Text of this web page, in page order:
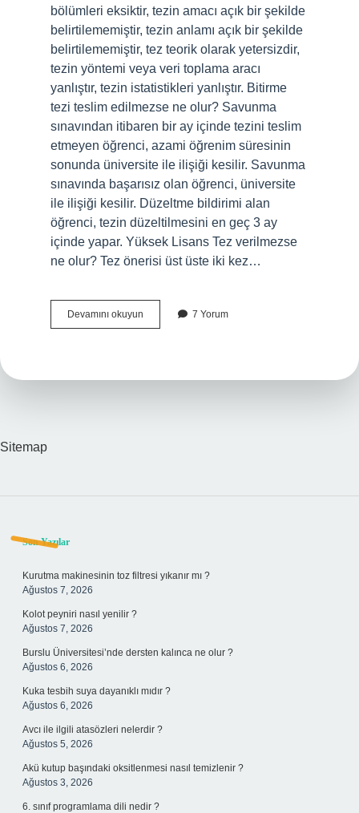
bölümleri eksiktir, tezin amacı açık bir şekilde
belirtilememiştir, tezin anlamı açık bir şekilde
belirtilememiştir, tez teorik olarak yetersizdir,
tezin yöntemi veya veri toplama aracı
yanlıştır, tezin istatistikleri yanlıştır. Bitirme
tezi teslim edilmezse ne olur? Savunma
sınavından itibaren bir ay içinde tezini teslim
etmeyen öğrenci, azami öğrenim süresinin
sonunda üniversite ile ilişiği kesilir. Savunma
sınavında başarısız olan öğrenci, üniversite
ile ilişiği kesilir. Düzeltme bildirimi alan
öğrenci, tezin düzeltilmesini en geç 3 ay
içinde yapar. Yüksek Lisans Tez verilmezse
ne olur? Tez önerisi üst üste iki kez…
Devamını okuyun
Lisans
7 Yorum
Sitemap
Sidebar
Son Yazılar
Kurutma makinesinin toz filtresi yıkanır mı ?
Ağustos 7, 2026
Kolot peyniri nasıl yenilir ?
Ağustos 7, 2026
Burslu Üniversitesi’nde dersten kalınca ne olur ?
Ağustos 6, 2026
Kuka tesbih suya dayanıklı mıdır ?
Ağustos 6, 2026
Avcı ile ilgili atasözleri nelerdir ?
Ağustos 5, 2026
Akü kutup başındaki oksitlenmesi nasıl temizlenir ?
Ağustos 3, 2026
6. sınıf programlama dili nedir ?